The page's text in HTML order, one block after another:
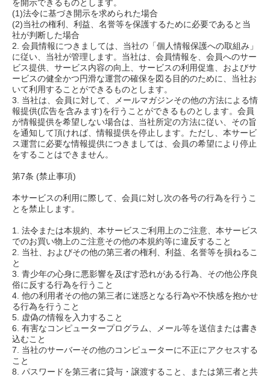
を開示できるものとします。
(1)法令に基づき開示を求められた場合
(2)当社の権利、利益、名誉等を保護するために必要であると当
社が判断した場合
2. 会員情報につきましては、当社の「個人情報保護への取組み」
に従い、当社が管理します。当社は、会員情報を、会員へのサー
ビス提供、サービス内容の向上、サービスの利用促進、およびサ
ービスの健全かつ円滑な運営の確保を図る目的のために、当社お
いて利用することができるものとします。
3. 当社は、会員に対して、メールマガジンその他の方法による情
報提供(広告を含みます)を行うことができるものとします。会員
が情報提供を希望しない場合は、当社所定の方法に従い、その旨
を通知して頂ければ、情報提供を停止します。ただし、本サービ
ス運営に必要な情報提供につきましては、会員の希望により停止
をすることはできません。
第7条 (禁止事項)
本サービスの利用に際して、会員に対し次の各号の行為を行うこ
とを禁止します。
1. 法令または本規約、本サービスご利用上のご注意、本サービス
でのお買い物上のご注意その他の本規約等に違反すること
2. 当社、およびその他の第三者の権利、利益、名誉等を損ねるこ
と
3. 青少年の心身に悪影響を及ぼす恐れがある行為、その他公序良
俗に反する行為を行うこと
4. 他の利用者その他の第三者に迷惑となる行為や不快感を抱かせ
る行為を行うこと
5. 虚偽の情報を入力すること
6. 有害なコンピュータープログラム、メール等を送信または書き
込むこと
7. 当社のサーバーその他のコンピューターに不正にアクセスする
こと
8. パスワードを第三者に貸与・譲渡すること、または第三者と共